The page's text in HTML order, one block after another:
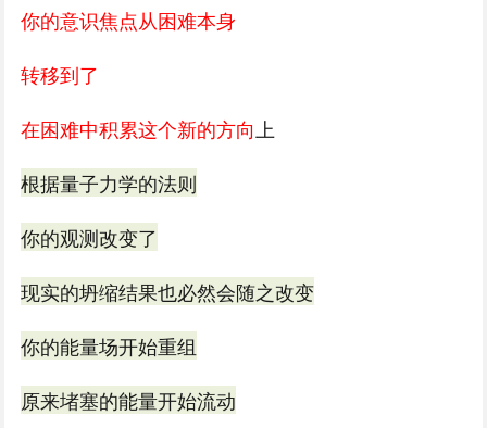
你的意识焦点从困难本身
转移到了
在困难中积累这个新的方向 上
根据量子力学的法则
你的观测改变了
现实的坍缩结果也必然会随之改变
你的能量场开始重组
原来堵塞的能量开始流动